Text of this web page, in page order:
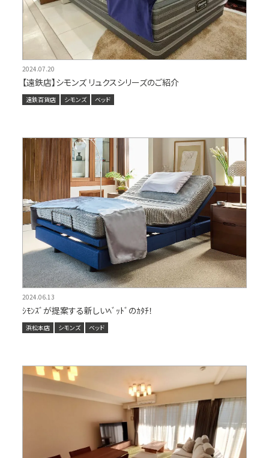
2024.07.20
【遠鉄店】シモンズ リュクスシリーズのご紹介
遠鉄百貨店 シモンズ ベッド
2024.06.13
ｼﾓﾝｽﾞが提案する新しいﾍﾞｯﾄﾞのｶﾀﾁ！
浜松本店 シモンズ ベッド